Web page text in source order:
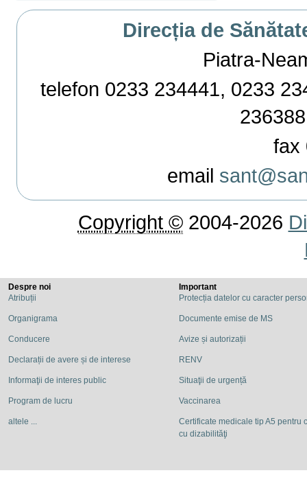
Direcția de
Piatra-
telefon 0233 234441, 0233
fax
email
Copyright ©2004-2026
Despre noi
Atribuții
Organigrama
Conducere
Declarații de avere și de interese
Informaţii de interes public
Program de lucru
altele ...
Important
Protecția datelor cu caracter
Documente emise de MS
Avize și autorizații
RENV
Situaţii de urgență
Vaccinarea
Certificate medicale tip A5 pentru
cu dizabilităţi